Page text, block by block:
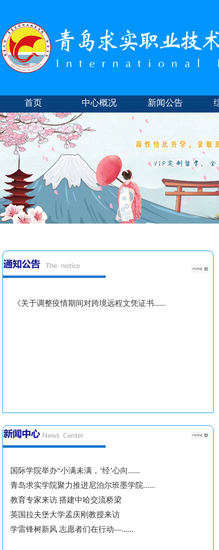
首页 中心概况 新闻公告
《关于调整疫情期间对跨境远程文凭证书......
国际学院举办“小满未满，‘经’心向......
青岛求实学院聚力推进尼泊尔班墨学院......
教育专家来访 搭建中哈交流桥梁
英国拉夫堡大学孟庆刚教授来访
学雷锋树新风 志愿者们在行动—......